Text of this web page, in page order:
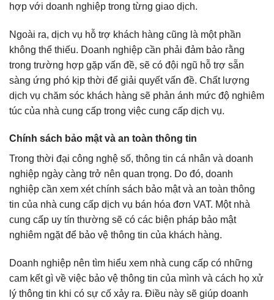
hợp với doanh nghiệp trong từng giao dịch.
Ngoài ra, dịch vụ hỗ trợ khách hàng cũng là một phần
không thể thiếu. Doanh nghiệp cần phải đảm bảo rằng
trong trường hợp gặp vấn đề, sẽ có đội ngũ hỗ trợ sẵn
sàng ứng phó kịp thời để giải quyết vấn đề. Chất lượng
dịch vụ chăm sóc khách hàng sẽ phản ánh mức độ nghiêm
túc của nhà cung cấp trong việc cung cấp dịch vụ.
Chính sách bảo mật và an toàn thông tin
Trong thời đại công nghệ số, thông tin cá nhân và doanh
nghiệp ngày càng trở nên quan trọng. Do đó, doanh
nghiệp cần xem xét chính sách bảo mật và an toàn thông
tin của nhà cung cấp dịch vụ bán hóa đơn VAT. Một nhà
cung cấp uy tín thường sẽ có các biện pháp bảo mật
nghiêm ngặt để bảo vệ thông tin của khách hàng.
Doanh nghiệp nên tìm hiểu xem nhà cung cấp có những
cam kết gì về việc bảo vệ thông tin của mình và cách họ xử
lý thông tin khi có sự cố xảy ra. Điều này sẽ giúp doanh